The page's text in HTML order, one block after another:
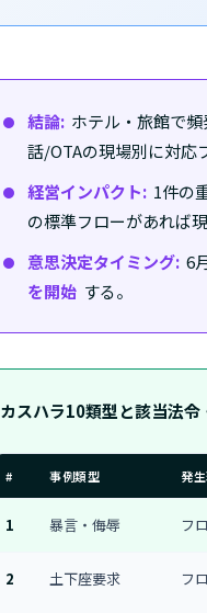
結論: ホテル・旅館で
話/OTAの現場別に対応
経営インパクト: 1件の
の標準フローがあれば
意思決定タイミング: 6
を開始 する。
カスハラ10類型と該当法
# 事例類型 発
1 暴言・侮辱 フ
2 土下座要求 フ